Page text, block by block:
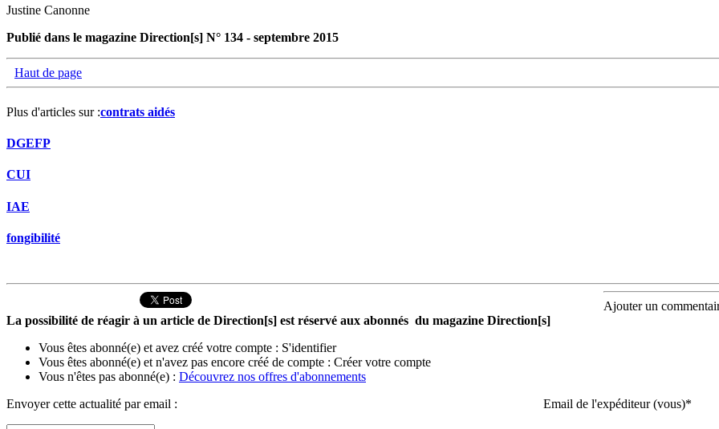
Justine Canonne
Publié dans le magazine Direction[s] N° 134 - septembre 2015
Haut de page
Plus d'articles sur :contrats aidés
DGEFP
CUI
IAE
fongibilité
Ajouter un
La possibilité de réagir à un article de Direction[s] est réservé aux abonnés du magazine Direction[s]
Vous êtes abonné(e) et avez créé votre compte : S'identifier
Vous êtes abonné(e) et n'avez pas encore créé de compte : Créer votre compte
Vous n'êtes pas abonné(e) : Découvrez nos offres d'abonnements
Envoyer cette actualité par email :
Email de l'expéditeur (vous)*